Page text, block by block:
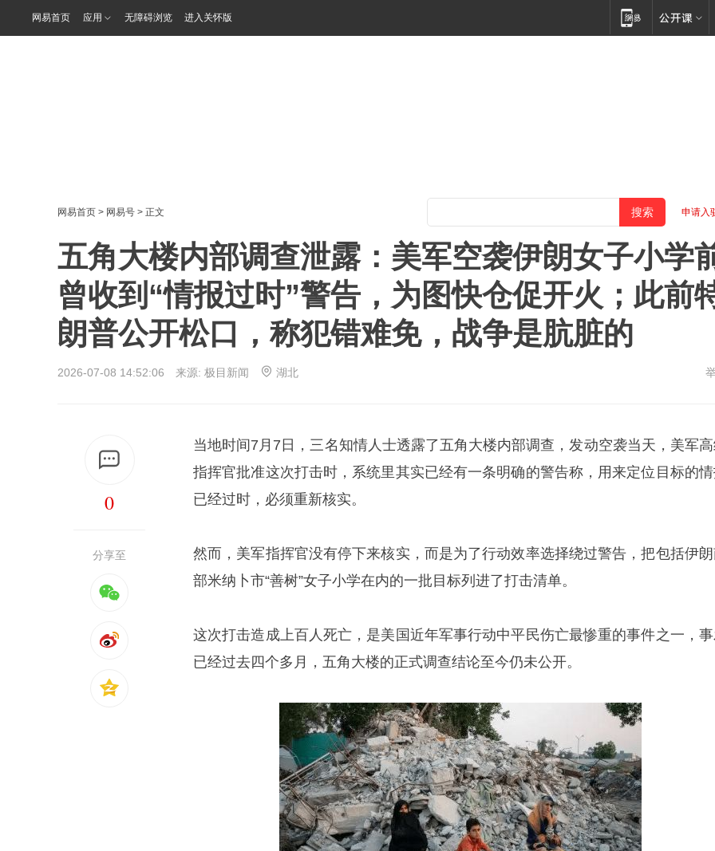
网易首页 应用 无障碍浏览 进入关怀版
网易首页 > 网易号 > 正文 申请入
五角大楼内部调查泄露：美军空袭伊朗女子小学
曾收到“情报过时”警告，为图快仓促开火；此前
朗普公开松口，称犯错难免，战争是肮脏的
2026-07-08 14:52:06 来源: 极目新闻 湖北
0
分享至
当地时间7月7日，三名知情人士透露了五角大楼内部调查，发动空袭当天，美军
指挥官批准这次打击时，系统里其实已经有一条明确的警告称，用来定位目标的
已经过时，必须重新核实。
然而，美军指挥官没有停下来核实，而是为了行动效率选择绕过警告，把包括伊
部米纳卜市“善树”女子小学在内的一批目标列进了打击清单。
这次打击造成上百人死亡，是美国近年军事行动中平民伤亡最惨重的事件之一，
已经过去四个多月，五角大楼的正式调查结论至今仍未公开。